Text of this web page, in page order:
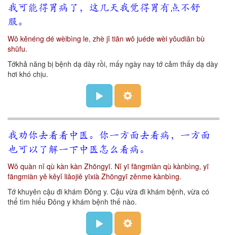
我可能得胃病了，这几天我觉得胃有点不舒
服。
Wǒ kěnéng dé wèibìng le, zhè jǐ tiān wǒ juéde wèi yǒudiǎn bù
shūfu.
Tớkhả năng bị bệnh dạ dày rồi, mấy ngày nay tớ cảm thấy dạ dày
hơi khó chịu.
我劝你去看看中医。你一方面去看病，一方面
也可以了解一下中医怎么看病。
Wǒ quàn nǐ qù kàn kàn Zhōngyī. Nǐ yī fāngmiàn qù kànbìng, yī
fāngmiàn yě kěyǐ liǎojiě yīxià Zhōngyī zěnme kànbìng.
Tớ khuyên cậu đi khám Đông y. Cậu vừa đi khám bệnh, vừa có
thể tìm hiểu Đông y khám bệnh thế nào.